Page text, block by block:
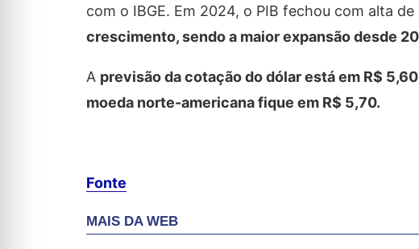
com o IBGE. Em 2024, o PIB fechou com alta de
crescimento, sendo a maior expansão desde
A previsão da cotação do dólar está em R$
moeda norte-americana fique em R$ 5,70.
Fonte